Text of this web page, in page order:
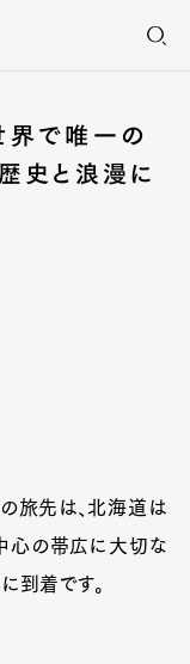
界で唯一の
史と浪漫に
旅先は、北海道は
心の帯広に大切な
到着です。